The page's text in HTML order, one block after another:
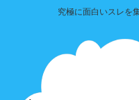
究極に面白いスレを